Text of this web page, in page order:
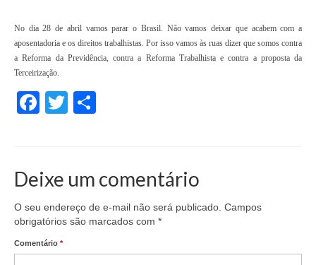
No dia 28 de abril vamos parar o Brasil. Não vamos deixar que acabem com a
aposentadoria e os direitos trabalhistas. Por isso vamos às ruas dizer que somos contra
a Reforma da Previdência, contra a Reforma Trabalhista e contra a proposta da
Terceirização.
Facebook
Twitter
Deixe um comentário
O seu endereço de e-mail não será publicado. Campos
obrigatórios são marcados com *
Comentário *